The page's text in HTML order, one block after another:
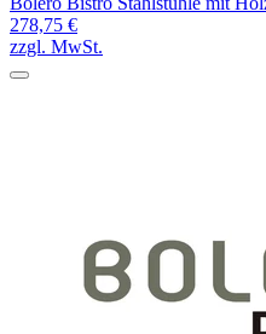
278,75 €
zzgl. MwSt.